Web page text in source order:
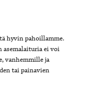
hyvin pahoillamme.
asemalaituria ei voi
vanhemmille ja
tai painavien